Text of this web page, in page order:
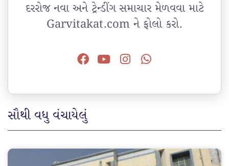
દરરોજ નવા અને ટ્રેન્ડીંગ સમાચાર મેળવવા માટે
Garvitakat.com ને ફોલો કરો.
સૌથી વધુ વંચાયેલું